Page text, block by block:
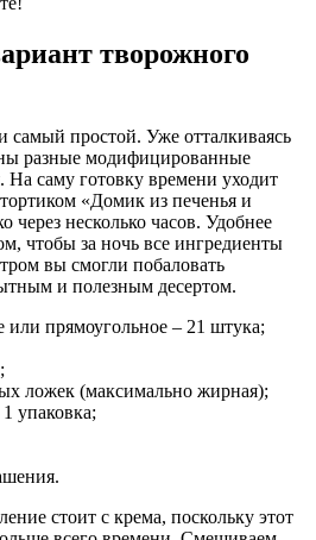
творожного
самый простой. Уже отталкиваясь
разные модифицированные
На саму готовку времени уходит
«Домик из печенья и
через несколько часов. Удобнее
чтобы за ночь все ингредиенты
вы смогли побаловать
и полезным десертом.
или прямоугольное – 21 штука;
ложек (максимально жирная);
упаковка;
стоит с крема, поскольку этот